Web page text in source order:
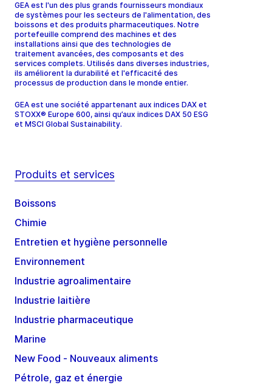
GEA est l'un des plus grands fournisseurs mondiaux
de systèmes pour les secteurs de l'alimentation, des
boissons et des produits pharmaceutiques. Notre
portefeuille comprend des machines et des
installations ainsi que des technologies de
traitement avancées, des composants et des
services complets. Utilisés dans diverses industries,
ils améliorent la durabilité et l'efficacité des
processus de production dans le monde entier.
GEA est une société appartenant aux indices DAX et
STOXX® Europe 600, ainsi qu’aux indices DAX 50 ESG
et MSCI Global Sustainability.
Produits et services
Boissons
Chimie
Entretien et hygiène personnelle
Environnement
Industrie agroalimentaire
Industrie laitière
Industrie pharmaceutique
Marine
New Food - Nouveaux aliments
Pétrole, gaz et énergie